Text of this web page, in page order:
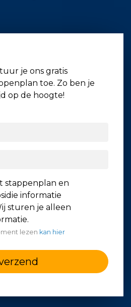
je ons gratis
toe. Zo ben je
op de hoogte!
stappenplan en
informatie
sturen je alleen
lezen kan hier